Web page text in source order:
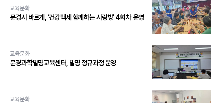
교육문화
문경시 바르게, ‘건강백세 함께하는 사랑방’ 4회차 운영
교육문화
문경과학발명교육센터, 발명 정규과정 운영
교육문화